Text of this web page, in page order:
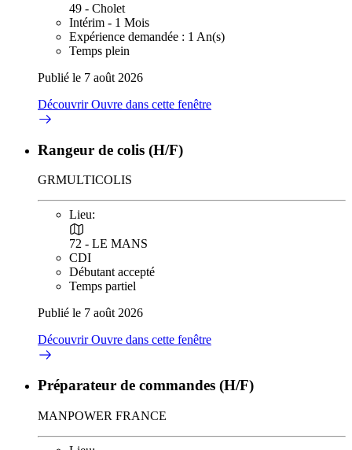
49 - Cholet
Intérim - 1 Mois
Expérience demandée : 1 An(s)
Temps plein
Publié le 7 août 2026
DécouvrirOuvre dans cette fenêtre
Rangeur de colis (H/F)
GRMULTICOLIS
Lieu:
72 - LE MANS
CDI
Débutant accepté
Temps partiel
Publié le 7 août 2026
DécouvrirOuvre dans cette fenêtre
Préparateur de commandes (H/F)
MANPOWER FRANCE